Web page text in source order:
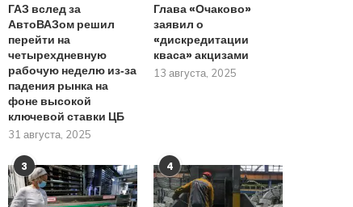
ГАЗ вслед за
АвтоВАЗом решил
перейти на
четырехдневную
рабочую неделю из‑за
падения рынка на
фоне высокой
ключевой ставки ЦБ
31 августа, 2025
Глава «Очаково»
заявил о
«дискредитации
кваса» акцизами
13 августа, 2025
3 4